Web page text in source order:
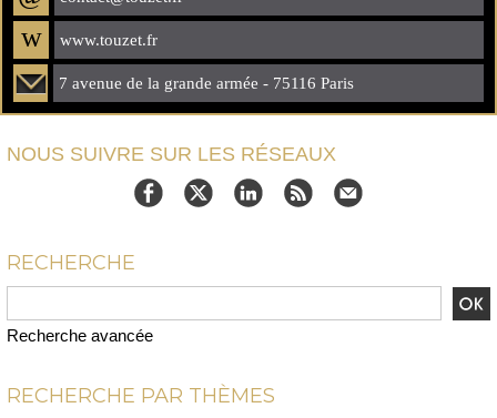
w www.touzet.fr
7 avenue de la grande armée - 75116 Paris
NOUS SUIVRE SUR LES RÉSEAUX
RECHERCHE
Recherche avancée
RECHERCHE PAR THÈMES